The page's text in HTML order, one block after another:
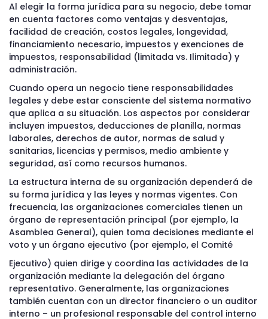
Al elegir la forma jurídica para su negocio, debe tomar
en cuenta factores como ventajas y desventajas,
facilidad de creación, costos legales, longevidad,
financiamiento necesario, impuestos y exenciones de
impuestos, responsabilidad (limitada vs. Ilimitada) y
administración.
Cuando opera un negocio tiene responsabilidades
legales y debe estar consciente del sistema normativo
que aplica a su situación. Los aspectos por considerar
incluyen impuestos, deducciones de planilla, normas
laborales, derechos de autor, normas de salud y
sanitarias, licencias y permisos, medio ambiente y
seguridad, así como recursos humanos.
La estructura interna de su organización dependerá de
su forma jurídica y las leyes y normas vigentes. Con
frecuencia, las organizaciones comerciales tienen un
órgano de representación principal (por ejemplo, la
Asamblea General), quien toma decisiones mediante el
voto y un órgano ejecutivo (por ejemplo, el Comité
Ejecutivo) quien dirige y coordina las actividades de la
organización mediante la delegación del órgano
representativo. Generalmente, las organizaciones
también cuentan con un director financiero o un auditor
interno – un profesional responsable del control interno